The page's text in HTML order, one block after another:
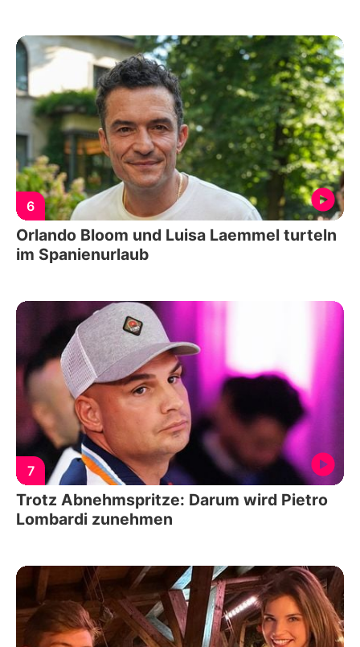
6
Orlando Bloom und Luisa Laemmel turteln
im Spanienurlaub
7
Trotz Abnehmspritze: Darum wird Pietro
Lombardi zunehmen